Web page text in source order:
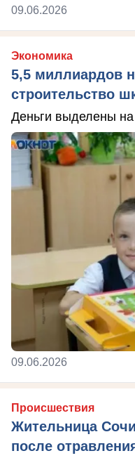
09.06.2026
Экономика
5,5 миллиардов
строительство
Деньги выделены на
09.06.2026
Происшествия
Жительница
после